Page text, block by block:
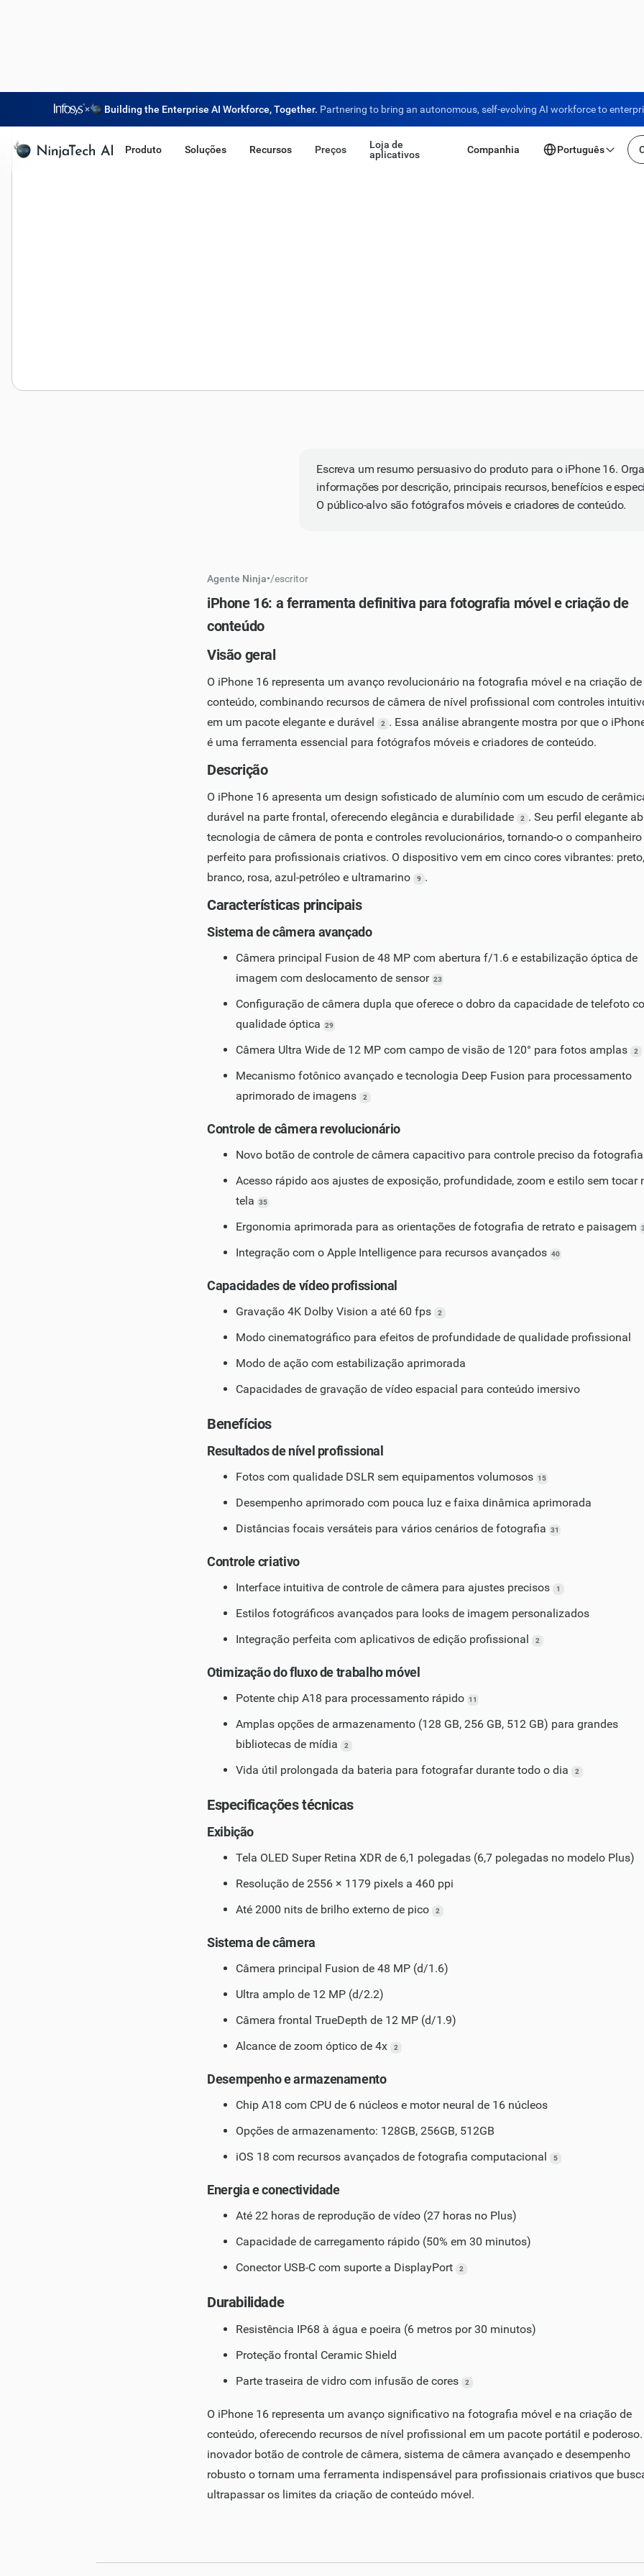
× Building the Enterprise AI Workforce, Together. Partnering to bring an autonomous, self-evolving AI workforce to
Produto Soluções Recursos Preços
Loja de
aplicativos
Companhia Português
Escreva um resumo persuasivo do produto para o iPhone 16.
informações por descrição, principais recursos, benefícios e
O público-alvo são fotógrafos móveis e criadores de conteúdo.
Agente Ninja•/escritor
iPhone 16: a ferramenta definitiva para fotografia móvel e criação de
conteúdo
Visão geral
O iPhone 16 representa um avanço revolucionário na fotografia móvel e na criação de
conteúdo, combinando recursos de câmera de nível profissional com controles
em um pacote elegante e durável
2
. Essa análise abrangente mostra por que o
é uma ferramenta essencial para fotógrafos móveis e criadores de conteúdo.
Descrição
O iPhone 16 apresenta um design sofisticado de alumínio com um escudo de
durável na parte frontal, oferecendo elegância e durabilidade
2
. Seu perfil elegante
tecnologia de câmera de ponta e controles revolucionários, tornando-o o companheiro
perfeito para profissionais criativos. O dispositivo vem em cinco cores vibrantes: preto,
branco, rosa, azul-petróleo e ultramarino
9 .
Características principais
Sistema de câmera avançado
Câmera principal Fusion de 48 MP com abertura f/1.6 e estabilização óptica de
imagem com deslocamento de sensor 23
Configuração de câmera dupla que oferece o dobro da capacidade de telefoto
qualidade óptica
29
Câmera Ultra Wide de 12 MP com campo de visão de 120° para fotos amplas 2
Mecanismo fotônico avançado e tecnologia Deep Fusion para processamento
aprimorado de imagens
2
Controle de câmera revolucionário
Novo botão de controle de câmera capacitivo para controle preciso da fotografia
Acesso rápido aos ajustes de exposição, profundidade, zoom e estilo sem tocar
tela
35
Ergonomia aprimorada para as orientações de fotografia de retrato e paisagem
Integração com o Apple Intelligence para recursos avançados 40
Capacidades de vídeo profissional
Gravação 4K Dolby Vision a até 60 fps 2
Modo cinematográfico para efeitos de profundidade de qualidade profissional
Modo de ação com estabilização aprimorada
Capacidades de gravação de vídeo espacial para conteúdo imersivo
Benefícios
Resultados de nível profissional
Fotos com qualidade DSLR sem equipamentos volumosos 15
Desempenho aprimorado com pouca luz e faixa dinâmica aprimorada
Distâncias focais versáteis para vários cenários de fotografia
31
Controle criativo
Interface intuitiva de controle de câmera para ajustes precisos 1
Estilos fotográficos avançados para looks de imagem personalizados
Integração perfeita com aplicativos de edição profissional
2
Otimização do fluxo de trabalho móvel
Potente chip A18 para processamento rápido 11
Amplas opções de armazenamento (128 GB, 256 GB, 512 GB) para grandes
bibliotecas de mídia
2
Vida útil prolongada da bateria para fotografar durante todo o dia 2
Especificações técnicas
Exibição
Tela OLED Super Retina XDR de 6,1 polegadas (6,7 polegadas no modelo Plus)
Resolução de 2556 × 1179 pixels a 460 ppi
Até 2000 nits de brilho externo de pico
2
Sistema de câmera
Câmera principal Fusion de 48 MP (d/1.6)
Ultra amplo de 12 MP (d/2.2)
Câmera frontal TrueDepth de 12 MP (d/1.9)
Alcance de zoom óptico de 4x
2
Desempenho e armazenamento
Chip A18 com CPU de 6 núcleos e motor neural de 16 núcleos
Opções de armazenamento: 128GB, 256GB, 512GB
iOS 18 com recursos avançados de fotografia computacional
5
Energia e conectividade
Até 22 horas de reprodução de vídeo (27 horas no Plus)
Capacidade de carregamento rápido (50% em 30 minutos)
Conector USB-C com suporte a DisplayPort
2
Durabilidade
Resistência IP68 à água e poeira (6 metros por 30 minutos)
Proteção frontal Ceramic Shield
Parte traseira de vidro com infusão de cores
2
O iPhone 16 representa um avanço significativo na fotografia móvel e na criação de
conteúdo, oferecendo recursos de nível profissional em um pacote portátil e poderoso.
inovador botão de controle de câmera, sistema de câmera avançado e desempenho
robusto o tornam uma ferramenta indispensável para profissionais criativos que
ultrapassar os limites da criação de conteúdo móvel.